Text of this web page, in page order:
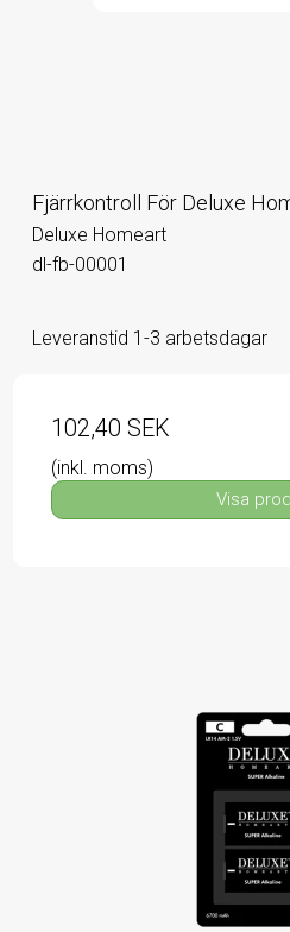
Fjärrkontroll För Deluxe
Deluxe Homeart
dl-fb-00001
Leveranstid 1-3 arbetsdagar
102,40 SEK
(inkl. moms)
Visa